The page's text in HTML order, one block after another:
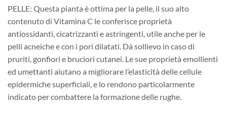
PELLE: Questa pianta è ottima per la pelle, il suo alto
contenuto di Vitamina C le conferisce proprietà
antiossidanti, cicatrizzanti e astringenti, utile anche per le
pelli acneiche e con i pori dilatati. Dà sollievo in caso di
pruriti, gonfiori e bruciori cutanei. Le sue proprietà emollienti
ed umettanti aiutano a migliorare l’elasticità delle cellule
epidermiche superficiali, e lo rendono particolarmente
indicato per combattere la formazione delle rughe.